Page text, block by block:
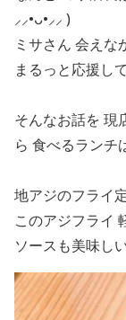
⸝⸝•ᴗ•⸝⸝ )
ミサさん 会え
まるっと応援し
そんなお話を 現
ら 食べるランチ
地アジのフライ
このアジフライ
ソースも美味し